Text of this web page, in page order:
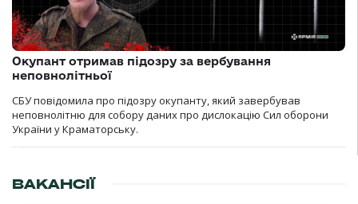
Окупант отримав підозру за вербування
неповнолітньої
СБУ повідомила про підозру окупанту, який завербував
неповнолітню для собору даних про дислокацію Сил оборони
України у Краматорську.
ВАКАНСІЇ